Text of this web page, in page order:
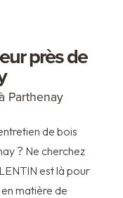
près de
Parthenay
de bois
? Ne cherchez
est là pour
matière de